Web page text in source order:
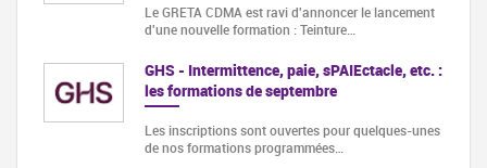
Le GRETA CDMA est ravi d'annoncer le lancement
d'une nouvelle formation : Teinture…
GHS - Intermittence, paie, sPAIEctacle, etc. :
les formations de septembre
Les inscriptions sont ouvertes pour quelques-unes
de nos formations programmées…